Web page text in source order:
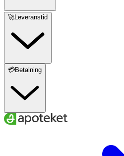
🚀Leveranstid
💳Betalning